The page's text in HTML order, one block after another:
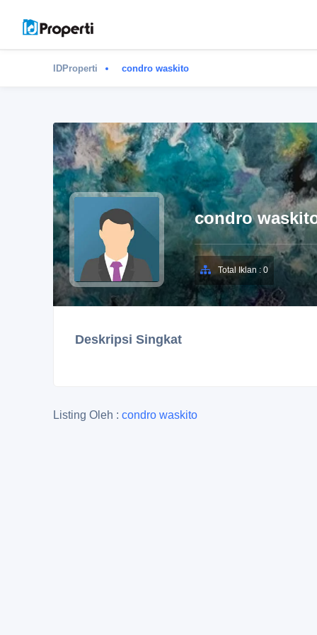
IDProperti condro waskito
condro
Total Iklan : 0
Deskripsi Singkat
Listing Oleh : condro waskito